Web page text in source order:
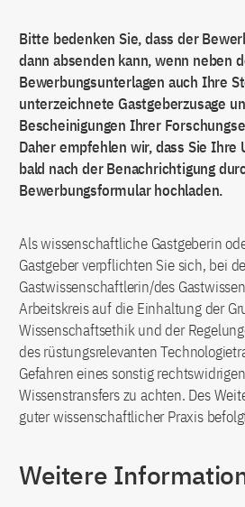
Bitte bedenken Sie, dass der
dann absenden kann, wenn neben
Bewerbungsunterlagen auch Ihre
unterzeichnete Gastgeberzusage
Bescheinigungen Ihrer
Daher empfehlen wir, dass Sie Ihre
bald nach der Benachrichtigung
Bewerbungsformular hochladen.
Als wissenschaftliche Gastgeberin
Gastgeber verpflichten Sie sich, bei
Gastwissenschaftlerin/des
Arbeitskreis auf die Einhaltung der
Wissenschaftsethik und der
des rüstungsrelevanten
Gefahren eines sonstig
Wissenstransfers zu achten. Des
guter wissenschaftlicher Praxis
Weitere